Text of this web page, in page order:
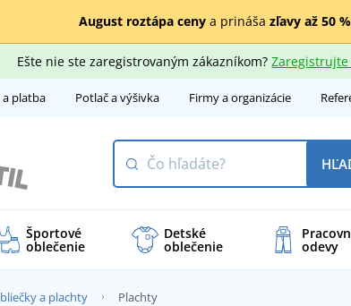
August roztápa cenya prináša zľavy až 50 %
Ešte nie ste zaregistrovaným zákazníkom?Zaregistrujte
a platba Potlač a výšivka Firmy a organizácie
Športové
oblečenie
Detské
oblečenie odevy
a plachty Plachty